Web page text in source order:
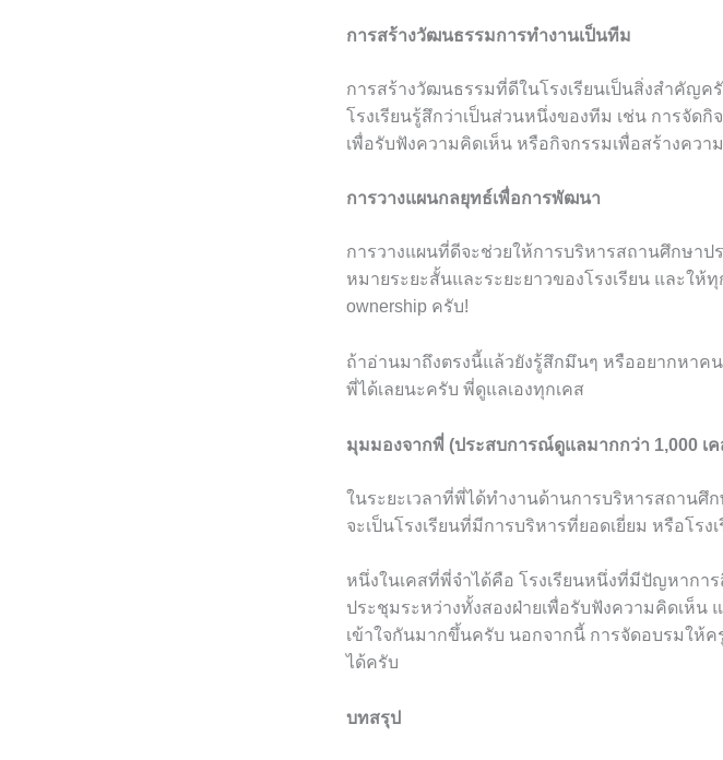
การสร้างวัฒนธรรมการทำงานเป็นทีม
การสร้างวัฒนธรรมที่ดีในโรงเรียนเป็นสิ่งสำคัญ
โรงเรียนรู้สึกว่าเป็นส่วนหนึ่งของทีม เช่น การจัด
เพื่อรับฟังความคิดเห็น หรือกิจกรรมเพื่อสร้างคว
การวางแผนกลยุทธ์เพื่อการพัฒนา
การวางแผนที่ดีจะช่วยให้การบริหารสถานศึกษาป
หมายระยะสั้นและระยะยาวของโรงเรียน และใ
ownership ครับ!
ถ้าอ่านมาถึงตรงนี้แล้วยังรู้สึกมึนๆ หรืออยากหาค
พี่ได้เลยนะครับ พี่ดูแลเองทุกเคส
มุมมองจากพี่ (ประสบการณ์ดูแลมากกว่า 1,000 เค
ในระยะเวลาที่พี่ได้ทำงานด้านการบริหารสถานศึ
จะเป็นโรงเรียนที่มีการบริหารที่ยอดเยี่ยม หรือโร
หนึ่งในเคสที่พี่จำได้คือ โรงเรียนหนึ่งที่มีปัญหากา
ประชุมระหว่างทั้งสองฝ่ายเพื่อรับฟังความคิดเห็น
เข้าใจกันมากขึ้นครับ นอกจากนี้ การจัดอบรมให้
ได้ครับ
บทสรุป